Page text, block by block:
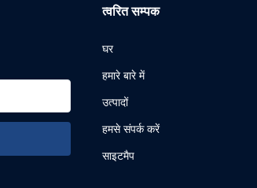
त्वरित सम्पक
घर
हमारे बारे में
उत्पादों
हमसे संपर्क करें
साइटमैप